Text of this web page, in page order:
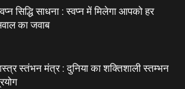
सिद्धि साधना : स्वप्न में मिलेगा आपको हर
का जवाब
स्तंभन मंत्र : दुनिया का शक्तिशाली स्तम्भन